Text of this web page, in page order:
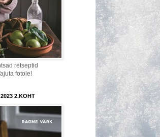
retseptid
fotole!
2.KOHT